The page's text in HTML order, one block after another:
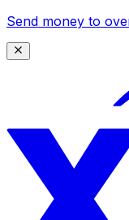
Send money to